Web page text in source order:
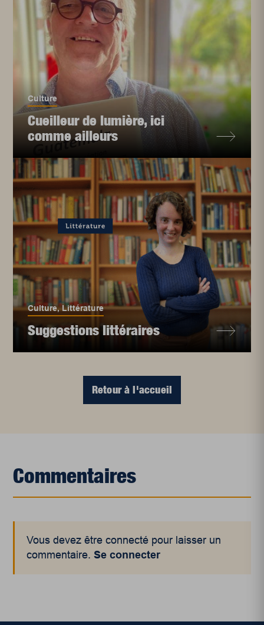
Culture
Cueilleur de lumière, ici
comme ailleurs
Culture,Littérature
Suggestions littéraires
Retour à l'accueil
Commentaires
Vous devez être connecté pour laisser un
commentaire.Se connecter